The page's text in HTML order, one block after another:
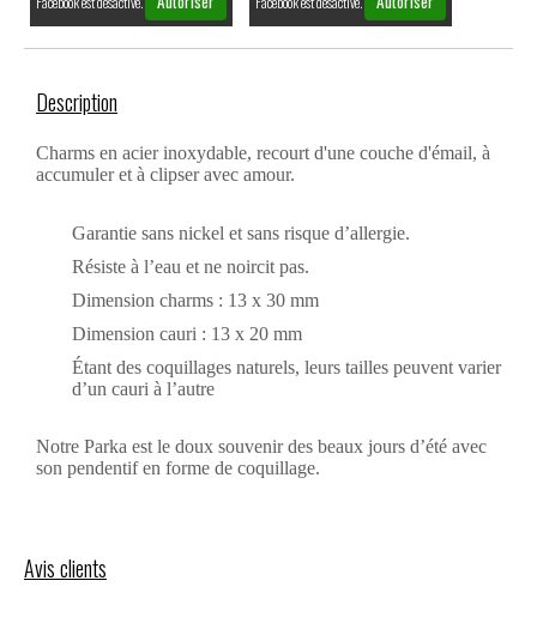
Description
Charms en acier inoxydable, recourt d'une couche d'émail, à
accumuler et à clipser avec amour.
Garantie sans nickel et sans risque d’allergie.
Résiste à l’eau et ne noircit pas.
Dimension charms : 13 x 30 mm
Dimension cauri : 13 x 20 mm
Étant des coquillages naturels, leurs tailles peuvent varier
d’un cauri à l’autre
Notre Parka est le doux souvenir des beaux jours d’été avec
son pendentif en forme de coquillage.
Avis clients